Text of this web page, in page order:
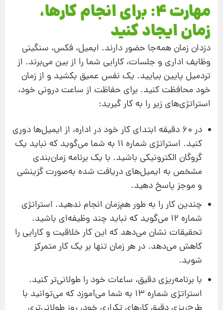
مهارت 4: برای انجام کارها،
زمان ایجاد کنید
دزدان زمان همه‌جا حضور دارند. ایمیل، فکس، سنگینی
وظایف اداری و جلسات، کارایی شما را از بین می‌برند. از
تردمیل پایین بیایید. یک نفس عمیق بکشید و از زمان
خود محافظت کنید. برای حفاظت از ساعت درونی خود،
استراتژی‌های زیر را به کار گیرید:
در 60 دقیقه ابتدای کار خود در اداره، از ایمیل‌ها دوری
کنید. استراتژی شماره 11 به شما می‌گوید که نباید یک
گروگان الکترونیکی باشید. با یک برنامه زمان‌بندی
مشخص به ایمیل‌های دریافت شده به‌صورت گزینشی
و موجز پاسخ دهید.
چندین کار را به طور هم‌زمان انجام ندهید. استراتژی
شماره 12 می‌گوید که نباید چند وظیفه‌ای باشید.
تحقیقات نشان می‌دهد که این کار خلاقیت و کارایی را
کاهش می‌دهد. در هر زمان تنها بر یک کار متمرکز
شوید.
با برنامه‌ریزی دقیق، ساعات خود را طولانی‌تر کنید.
استراتژی شماره 13 به شما می‌آموزد که می‌توانید با